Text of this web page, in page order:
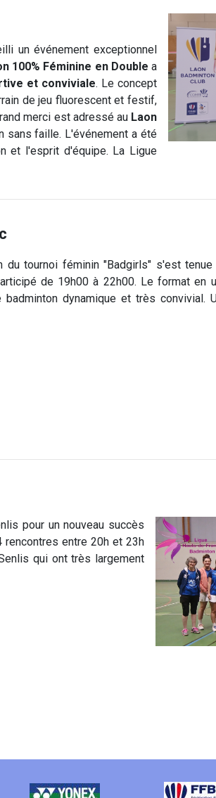
un événement exceptionnel
100% Féminine en Double a
et conviviale. Le concept
de jeu fluorescent et festif,
merci est adressé au Laon
sans faille. L'événement a été
et l'esprit d'équipe. La Ligue
du tournoi féminin "Badgirls" s'est
de 19h00 à 22h00. Le format
badminton dynamique et très convivial.
pour un nouveau succès
entre 20h et 23h
qui ont très largement